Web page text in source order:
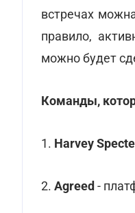
встречах
правило,
можно будет
Команды,
1. Harvey
2. Agreed -